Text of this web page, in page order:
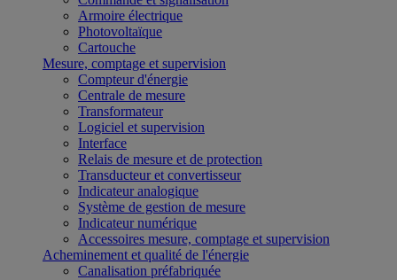
Armoire électrique
Photovoltaïque
Cartouche
Mesure, comptage et supervision
Compteur d'énergie
Centrale de mesure
Transformateur
Logiciel et supervision
Interface
Relais de mesure et de protection
Transducteur et convertisseur
Indicateur analogique
Système de gestion de mesure
Indicateur numérique
Accessoires mesure, comptage et supervision
Acheminement et qualité de l'énergie
Canalisation préfabriquée